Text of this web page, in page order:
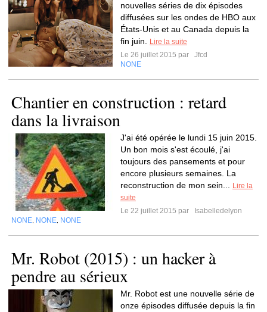
nouvelles séries de dix épisodes
diffusées sur les ondes de HBO aux
États-Unis et au Canada depuis la
fin juin.
Lire la suite
Le 26 juillet 2015 par
Jfcd
NONE
Chantier en construction : retard
dans la livraison
J'ai été opérée le lundi 15 juin 2015.
Un bon mois s'est écoulé, j'ai
toujours des pansements et pour
encore plusieurs semaines. La
reconstruction de mon sein...
Lire la
suite
Le 22 juillet 2015 par
Isabelledelyon
NONE NONE NONE
Mr. Robot (2015) : un hacker à
pendre au sérieux
Mr. Robot est une nouvelle série de
onze épisodes diffusée depuis la fin